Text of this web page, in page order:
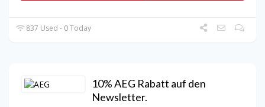
837 Used - 0 Today
10% AEG Rabatt auf den
Newsletter.